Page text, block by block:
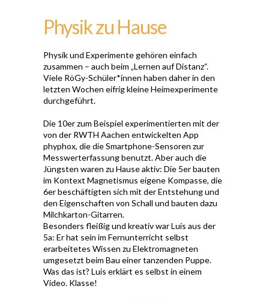
Physik zu Hause
Physik und Experimente gehören einfach
zusammen – auch beim „Lernen auf Distanz“.
Viele RöGy-Schüler*innen haben daher in den
letzten Wochen eifrig kleine Heimexperimente
durchgeführt.
Die 10er zum Beispiel experimentierten mit der
von der RWTH Aachen entwickelten App
phyphox, die die Smartphone-Sensoren zur
Messwerterfassung benutzt. Aber auch die
Jüngsten waren zu Hause aktiv: Die 5er bauten
im Kontext Magnetismus eigene Kompasse, die
6er beschäftigten sich mit der Entstehung und
den Eigenschaften von Schall und bauten dazu
Milchkarton-Gitarren.
Besonders fleißig und kreativ war Luis aus der
5a: Er hat sein im Fernunterricht selbst
erarbeitetes Wissen zu Elektromagneten
umgesetzt beim Bau einer tanzenden Puppe.
Was das ist? Luis erklärt es selbst in einem
Video. Klasse!